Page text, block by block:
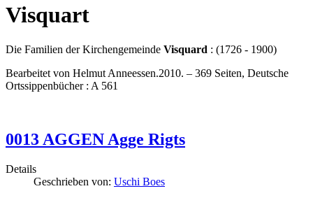
Visquart
Die Familien der Kirchengemeinde Visquard : (1726 - 1900)
Bearbeitet von Helmut Anneessen.2010. – 369 Seiten, Deutsche
Ortssippenbücher : A 561
0013 AGGEN Agge Rigts
Details
Geschrieben von: Uschi Boes